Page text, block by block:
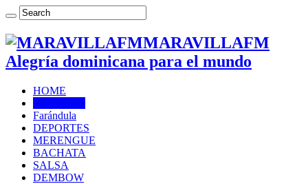
MARAVILLAFM
Alegría dominicana para el mundo
HOME
Farándula
DEPORTES
MERENGUE
BACHATA
SALSA
DEMBOW